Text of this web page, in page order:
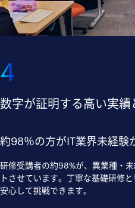
4
数字が証明する高い実績
約98％の方がIT業界未経験
研修受講者の約98%が、異業種・
トさせています。丁寧な基礎研修
安心して挑戦できます。